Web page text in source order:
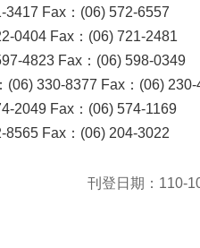
3417 Fax：(06) 572-6557
0404 Fax：(06) 721-2481
4823 Fax：(06) 598-0349
(06) 330-8377 Fax：(06) 230-
2049 Fax：(06) 574-1169
8565 Fax：(06) 204-3022
刊登日期：110-